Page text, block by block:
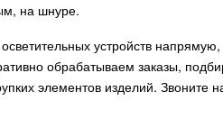
на шнуре.
устройств
обрабатываем заказы,
элементов изделий. Звоните